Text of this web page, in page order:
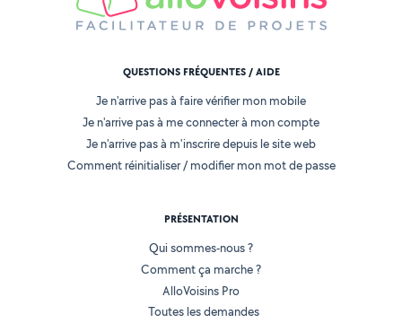
QUESTIONS FRÉQUENTES / AIDE
Je n'arrive pas à faire vérifier mon mobile
Je n'arrive pas à me connecter à mon compte
Je n'arrive pas à m'inscrire depuis le site web
Comment réinitialiser / modifier mon mot de passe
PRÉSENTATION
Qui sommes-nous ?
Comment ça marche ?
AlloVoisins Pro
Toutes les demandes